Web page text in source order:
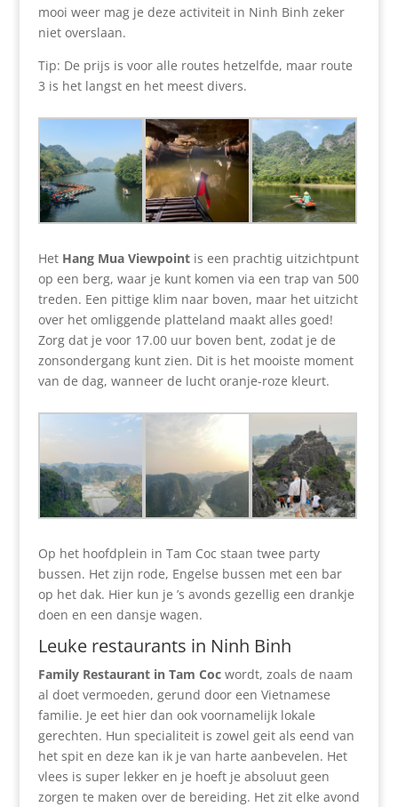
mooi weer mag je deze activiteit in Ninh Binh zeker
niet overslaan.
Tip: De prijs is voor alle routes hetzelfde, maar route
3 is het langst en het meest divers.
Het Hang Mua Viewpointis een prachtig uitzichtpunt
op een berg, waar je kunt komen via een trap van 500
treden. Een pittige klim naar boven, maar het uitzicht
over het omliggende platteland maakt alles goed!
Zorg dat je voor 17.00 uur boven bent, zodat je de
zonsondergang kunt zien. Dit is het mooiste moment
van de dag, wanneer de lucht oranje-roze kleurt.
Op het hoofdplein in Tam Coc staan twee party
bussen. Het zijn rode, Engelse bussen met een bar
op het dak. Hier kun je ’s avonds gezellig een drankje
doen en een dansje wagen.
Leuke restaurants in Ninh Binh
Family Restaurant in Tam Cocwordt, zoals de naam
al doet vermoeden, gerund door een Vietnamese
familie. Je eet hier dan ook voornamelijk lokale
gerechten. Hun specialiteit is zowel geit als eend van
het spit en deze kan ik je van harte aanbevelen. Het
vlees is super lekker en je hoeft je absoluut geen
zorgen te maken over de bereiding. Het zit elke avond